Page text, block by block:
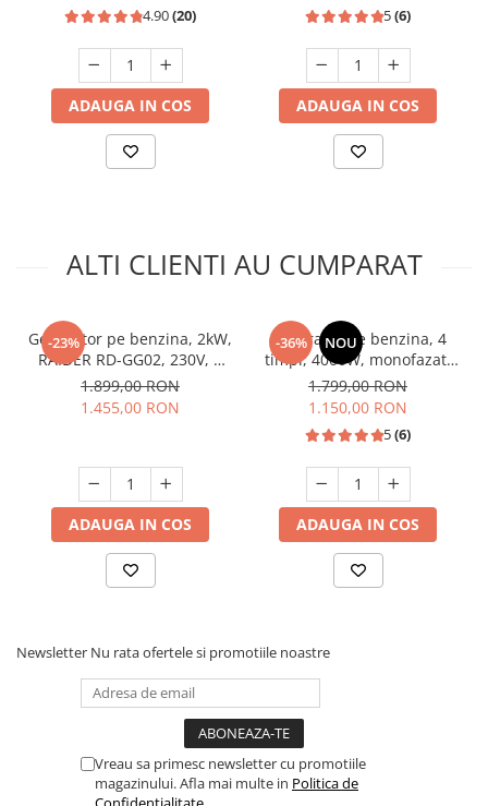
4.90(20)
ADAUGA IN COS
5(6)
ADAUGA IN COS
ALTI CLIENTI AU CUMPARAT
-23%
Generator pe benzina, 2kW,
RAIDER RD-GG02, 230V, 4
timpi, 2.7Cp
1.899,00 RON
1.455,00 RON
ADAUGA IN COS
-36% NOU
Generator pe benzina, 4
timpi, 4000W, monofazat,
7.5 Cp, stabilizator
tensiune, 2 prize 220v, DDT
MY4000
1.799,00 RON
1.150,00 RON
5(6)
ADAUGA IN COS
Newsletter Nu rata ofertele si promotiile noastre
Vreau sa primesc newsletter cu promotiile
magazinului. Afla mai multe in Politica de